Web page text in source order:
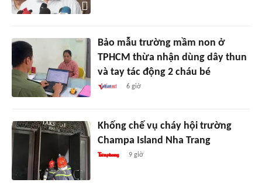
Bảo mẫu trường mầm non ở
TPHCM thừa nhận dùng dây thun
và tay tác động 2 cháu bé
6 giờ
Khống chế vụ cháy hội trường
Champa Island Nha Trang
9 giờ